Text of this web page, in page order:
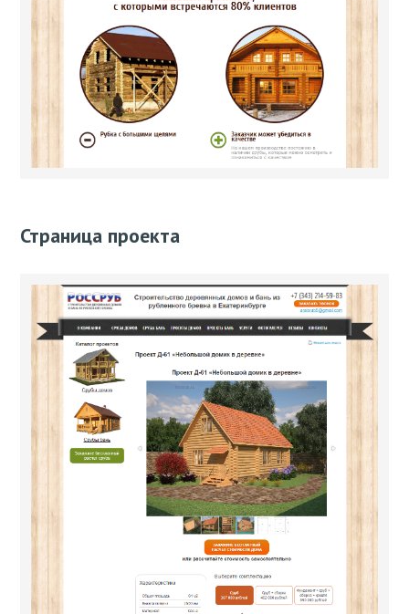
Страница проекта